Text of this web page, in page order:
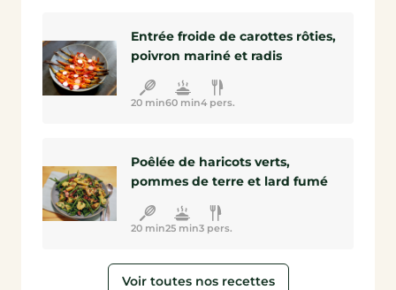
Entrée froide de carottes rôties,
poivron mariné et radis
20 min60 min4 pers.
Poêlée de haricots verts,
pommes de terre et lard fumé
20 min25 min3 pers.
Voir toutes nos recettes